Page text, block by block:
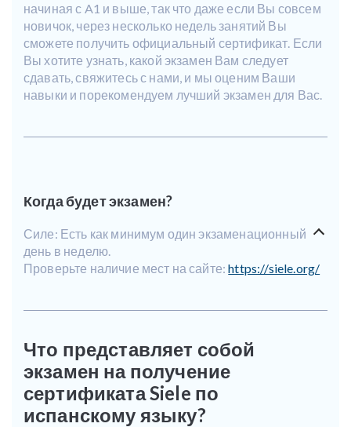
начиная с A1 и выше, так что даже если Вы совсем
новичок, через несколько недель занятий Вы
сможете получить официальный сертификат. Если
Вы хотите узнать, какой экзамен Вам следует
сдавать, свяжитесь с нами, и мы оценим Ваши
навыки и порекомендуем лучший экзамен для Вас.
Когда будет экзамен?
Силе: Есть как минимум один экзаменационный
день в неделю.
Проверьте наличие мест на сайте:https://siele.org/
Что представляет собой
экзамен на получение
сертификата Siele по
испанскому языку?